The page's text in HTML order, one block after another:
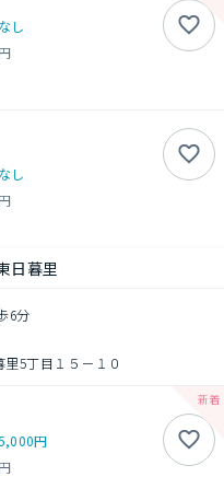
し
し
日暮里
6分
5丁目１５－１０
円